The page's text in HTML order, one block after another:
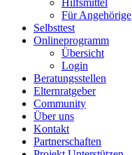
Hilfsmittel
Für Angehörige
Selbsttest
Onlineprogramm
Übersicht
Login
Beratungsstellen
Elternratgeber
Community
Über uns
Kontakt
Partnerschaften